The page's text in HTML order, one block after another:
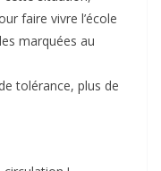
faire vivre l’école
marquées au
tolérance, plus de